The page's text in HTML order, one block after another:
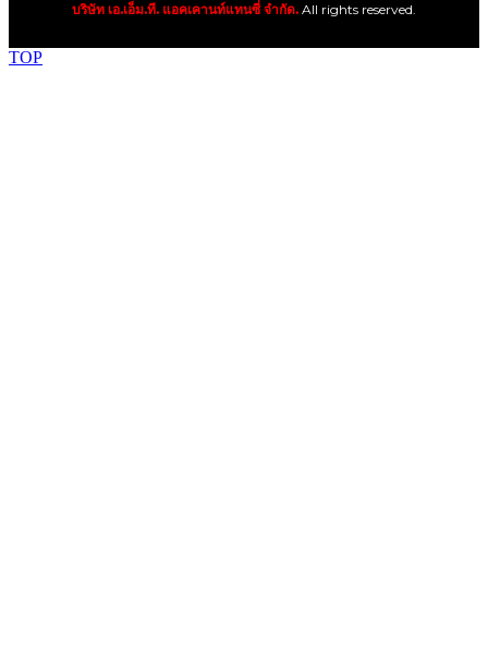
บริษัท เอ.เอ็ม.ที. แอคเคานท์แทนซี่ จำกัด. All rights reserved.
TOP